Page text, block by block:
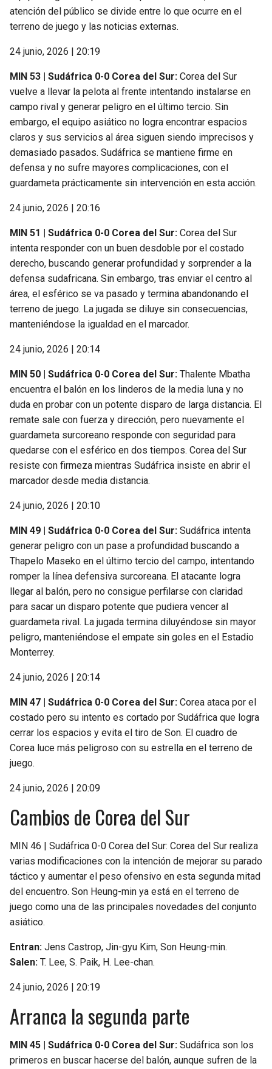
atención del público se divide entre lo que ocurre en el
terreno de juego y las noticias externas.
24 junio, 2026 | 20:19
MIN 53 | Sudáfrica 0-0 Corea del Sur: Corea del Sur
vuelve a llevar la pelota al frente intentando instalarse en
campo rival y generar peligro en el último tercio. Sin
embargo, el equipo asiático no logra encontrar espacios
claros y sus servicios al área siguen siendo imprecisos y
demasiado pasados. Sudáfrica se mantiene firme en
defensa y no sufre mayores complicaciones, con el
guardameta prácticamente sin intervención en esta acción.
24 junio, 2026 | 20:16
MIN 51 | Sudáfrica 0-0 Corea del Sur: Corea del Sur
intenta responder con un buen desdoble por el costado
derecho, buscando generar profundidad y sorprender a la
defensa sudafricana. Sin embargo, tras enviar el centro al
área, el esférico se va pasado y termina abandonando el
terreno de juego. La jugada se diluye sin consecuencias,
manteniéndose la igualdad en el marcador.
24 junio, 2026 | 20:14
MIN 50 | Sudáfrica 0-0 Corea del Sur: Thalente Mbatha
encuentra el balón en los linderos de la media luna y no
duda en probar con un potente disparo de larga distancia. El
remate sale con fuerza y dirección, pero nuevamente el
guardameta surcoreano responde con seguridad para
quedarse con el esférico en dos tiempos. Corea del Sur
resiste con firmeza mientras Sudáfrica insiste en abrir el
marcador desde media distancia.
24 junio, 2026 | 20:10
MIN 49 | Sudáfrica 0-0 Corea del Sur: Sudáfrica intenta
generar peligro con un pase a profundidad buscando a
Thapelo Maseko en el último tercio del campo, intentando
romper la línea defensiva surcoreana. El atacante logra
llegar al balón, pero no consigue perfilarse con claridad
para sacar un disparo potente que pudiera vencer al
guardameta rival. La jugada termina diluyéndose sin mayor
peligro, manteniéndose el empate sin goles en el Estadio
Monterrey.
24 junio, 2026 | 20:14
MIN 47 | Sudáfrica 0-0 Corea del Sur: Corea ataca por el
costado pero su intento es cortado por Sudáfrica que logra
cerrar los espacios y evita el tiro de Son. El cuadro de
Corea luce más peligroso con su estrella en el terreno de
juego.
24 junio, 2026 | 20:09
Cambios de Corea del Sur
MIN 46 | Sudáfrica 0-0 Corea del Sur: Corea del Sur realiza
varias modificaciones con la intención de mejorar su parado
táctico y aumentar el peso ofensivo en esta segunda mitad
del encuentro. Son Heung-min ya está en el terreno de
juego como una de las principales novedades del conjunto
asiático.
Entran: Jens Castrop, Jin-gyu Kim, Son Heung-min.
Salen: T. Lee, S. Paik, H. Lee-chan.
24 junio, 2026 | 20:19
Arranca la segunda parte
MIN 45 | Sudáfrica 0-0 Corea del Sur: Sudáfrica son los
primeros en buscar hacerse del balón, aunque sufren de la